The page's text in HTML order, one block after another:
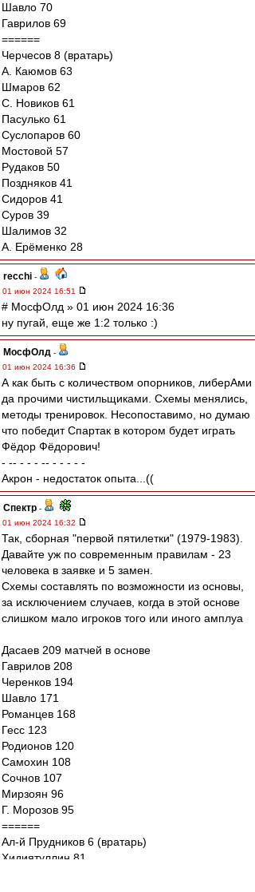
Шавло 70
Гаврилов 69
======
Черчесов 8 (вратарь)
А. Каюмов 63
Шмаров 62
С. Новиков 61
Пасулько 61
Суслопаров 60
Мостовой 57
Рудаков 50
Поздняков 41
Сидоров 41
Суров 39
Шалимов 32
А. Ерёменко 28
recchi -
01 июн 2024 16:51
# МосфОлд » 01 июн 2024 16:36
ну пугай, еще же 1:2 только :)
МосфОлд -
01 июн 2024 16:36
А как быть с количеством опорников, либерАми
да прочими чистильщиками. Схемы менялись,
методы тренировок. Несопоставимо, но думаю
что победит Спартак в котором будет играть
Фёдор Фёдорович!
- -- - - - -- - - - - -
Акрон - недостаток опыта...((
Спектр -
01 июн 2024 16:32
Так, сборная "первой пятилетки" (1979-1983).
Давайте уж по современным правилам - 23
человека в заявке и 5 замен.
Схемы составлять по возможности из основы,
за исключением случаев, когда в этой основе
слишком мало игроков того или иного амплуа
Дасаев 209 матчей в основе
Гаврилов 208
Черенков 194
Шавло 171
Романцев 168
Гесс 123
Родионов 120
Самохин 108
Сочнов 107
Мирзоян 96
Г. Морозов 95
======
Ал-й Прудников 6 (вратарь)
Хидиятуллин 81